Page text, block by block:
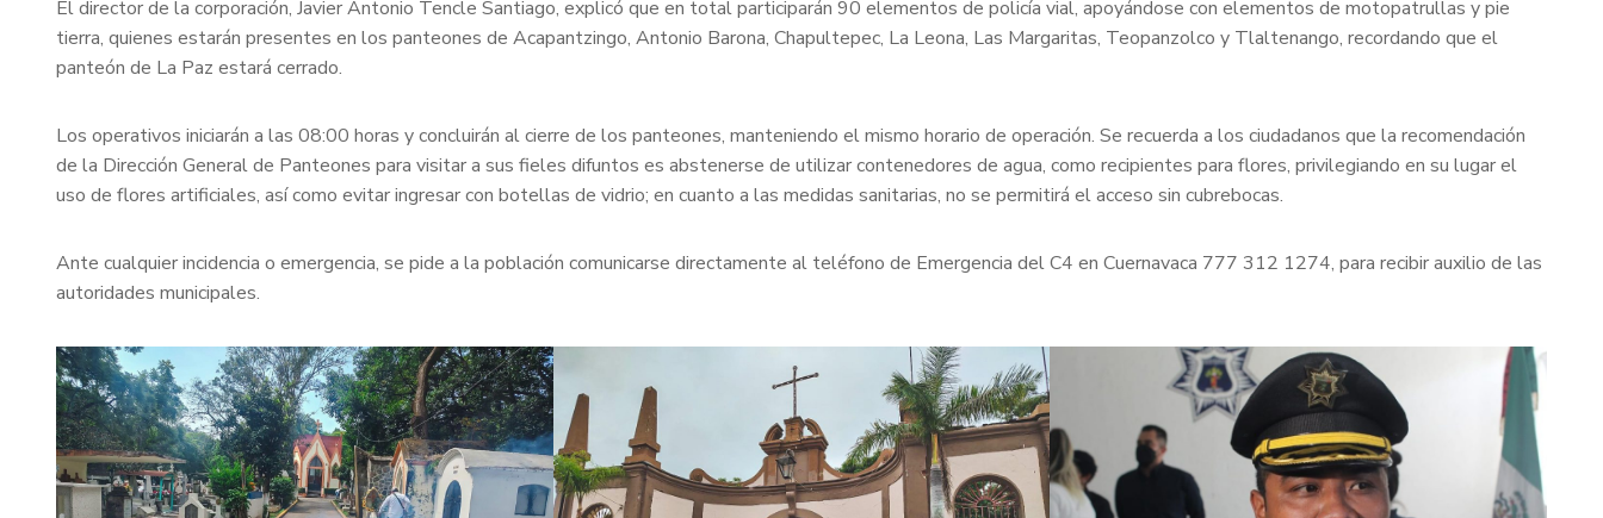
El director de la corporación, Javier Antonio Tencle Santiago, explicó que en total participarán 90 elementos de policía vial, apoyándose con elementos de motopatrullas y pie
tierra, quienes estarán presentes en los panteones de Acapantzingo, Antonio Barona, Chapultepec, La Leona, Las Margaritas, Teopanzolco y Tlaltenango, recordando que el
panteón de La Paz estará cerrado.
Los operativos iniciarán a las 08:00 horas y concluirán al cierre de los panteones, manteniendo el mismo horario de operación. Se recuerda a los ciudadanos que la recomendación
de la Dirección General de Panteones para visitar a sus fieles difuntos es abstenerse de utilizar contenedores de agua, como recipientes para flores, privilegiando en su lugar el
uso de flores artificiales, así como evitar ingresar con botellas de vidrio; en cuanto a las medidas sanitarias, no se permitirá el acceso sin cubrebocas.
Ante cualquier incidencia o emergencia, se pide a la población comunicarse directamente al teléfono de Emergencia del C4 en Cuernavaca 777 312 1274, para recibir auxilio de las
autoridades municipales.